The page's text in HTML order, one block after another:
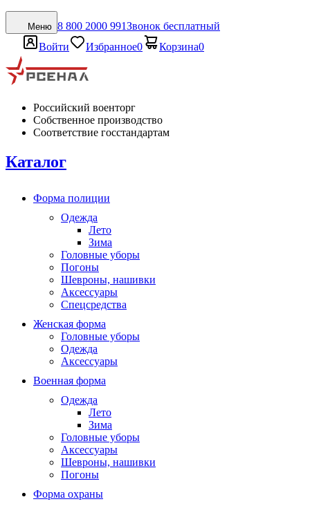
Меню 8 800 2000 991Звонок бесплатный
Войти
Избранное0 Корзина0
Российский военторг
Собственное производство
Соответствие госстандартам
Каталог
Форма полиции
Одежда
Лето
Зима
Головные уборы
Погоны
Шевроны, нашивки
Аксессуары
Спецсредства
Женская форма
Головные уборы
Одежда
Аксессуары
Военная форма
Одежда
Лето
Зима
Головные уборы
Аксессуары
Шевроны, нашивки
Погоны
Форма охраны